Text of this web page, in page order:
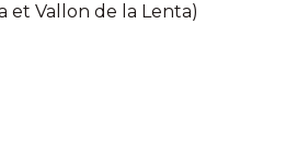
et Vallon de la Lenta)